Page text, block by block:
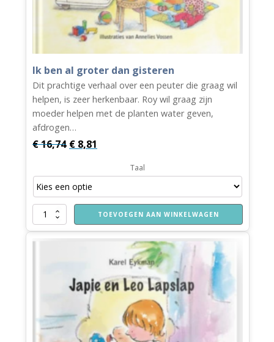
Ik ben al groter dan gisteren
Dit prachtige verhaal over een peuter die graag wil
helpen, is zeer herkenbaar. Roy wil graag zijn
moeder helpen met de planten water geven,
afdrogen…
€16,74 Oorspronkelijke
was:
€ 16,74.
€ 8,81
is:
€ 8,81.
Taal
ben
TOEVOEGEN AAN WINKELWAGEN